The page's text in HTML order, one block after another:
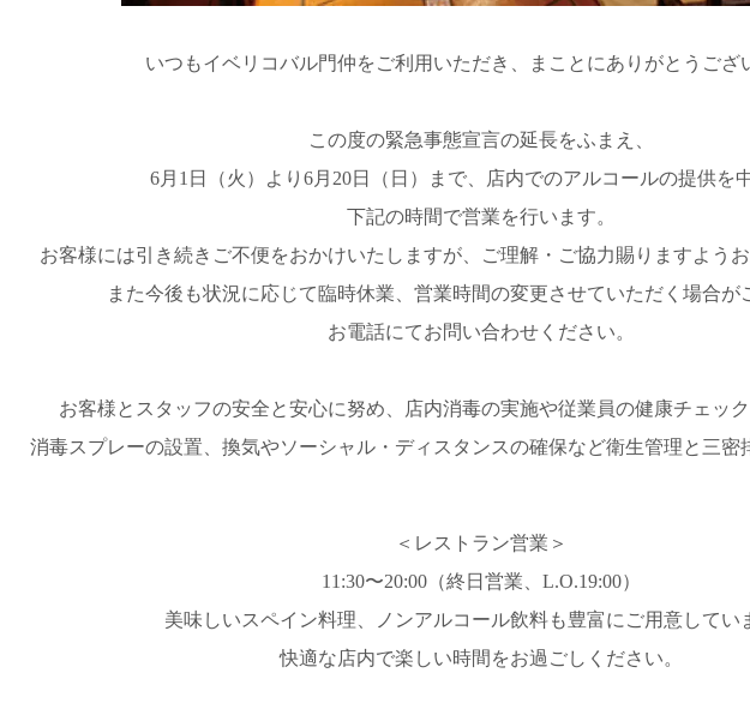
いつもイベリコバル門仲をご利用いただき、まことにありがとうござ
この度の緊急事態宣言の延長をふまえ、
6月1日（火）より6月20日（日）まで、店内でのアルコールの提供を
下記の時間で営業を行います。
お客様には引き続きご不便をおかけいたしますが、ご理解・ご協力賜りますようお
また今後も状況に応じて臨時休業、営業時間の変更させていただく場合が
お電話にてお問い合わせください。
お客様とスタッフの安全と安心に努め、店内消毒の実施や従業員の健康チェック
消毒スプレーの設置、換気やソーシャル・ディスタンスの確保など衛生管理と三密
＜レストラン営業＞
11:30〜20:00（終日営業、L.O.19:00）
美味しいスペイン料理、ノンアルコール飲料も豊富にご用意してい
快適な店内で楽しい時間をお過ごしください。